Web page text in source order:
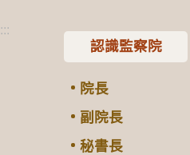
:::
認識監察院
院長
副院長
秘書長